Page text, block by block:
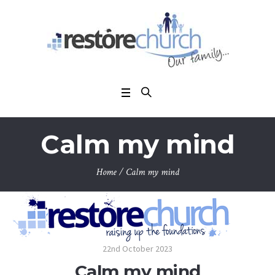
Calm my mind
Home /Calm my mind
22nd October 2023